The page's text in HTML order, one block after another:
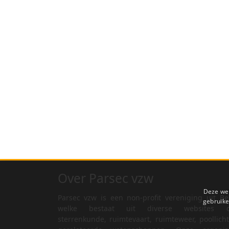
Parsec vzw is een non-profit vereniging uit
welke bestaat uit diverse websites
Deze